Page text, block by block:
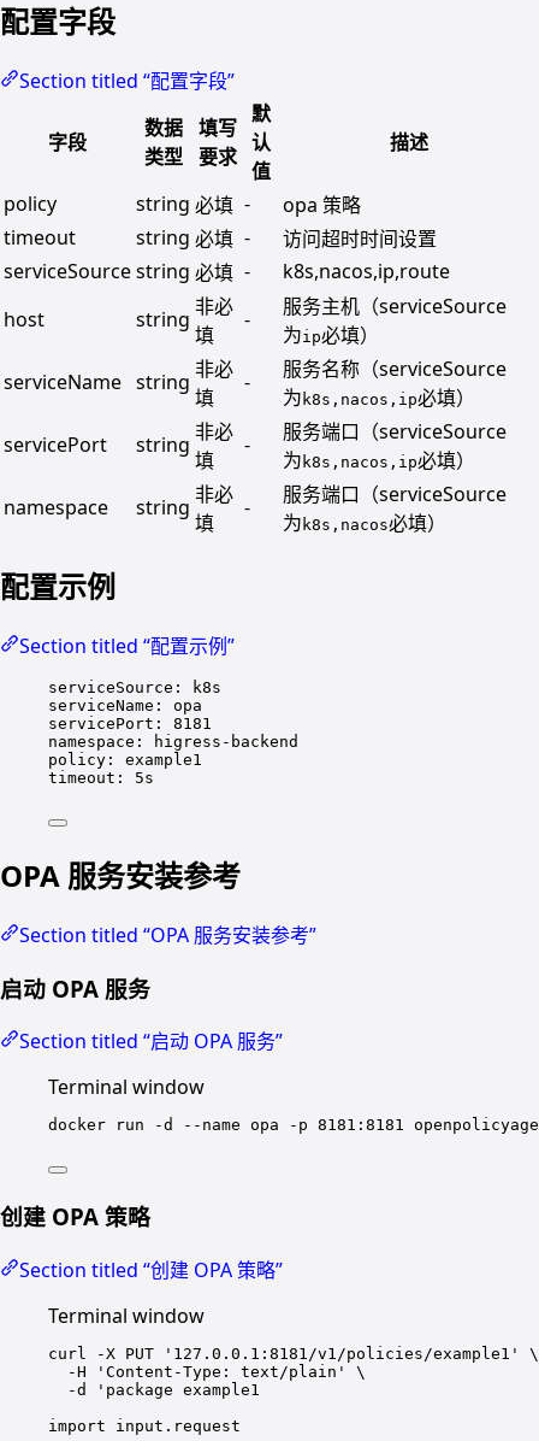
配置字段
Section titled “配置字段”
字段
数据
类型
填写
要求
默
认
值
描述
policy string 必填 -
opa 策略
timeout
string 必填 -
访问超时时间设置
serviceSourcestring 必填 -
k8s,nacos,ip,route
host
string 非必
填
-
服务主机（serviceSource
为ip必填）
serviceName string 非必
填
-
服务名称（serviceSource
为 k8s,nacos,ip必填）
servicePort
string 非必
填
-
服务端口（serviceSource
为 k8s,nacos,ip必填）
namespace
string 非必
填
-
服务端口（serviceSource
为 k8s,nacos必填）
配置示例
Section titled “配置示例”
serviceSource :
k8s
serviceName : opa
servicePort : 8181
namespace :
higress-backend
policy : example1
timeout : 5s
OPA 服务安装参考
Section titled “OPA 服务安装参考”
启动 OPA 服务
Section titled “启动 OPA 服务”
Terminal window
docker run -d --name opa -p 8181:8181
创建 OPA 策略
Section titled “创建 OPA 策略”
Terminal window
curl -X PUT ' 127.0.0.1:8181/v1/policies/example1 '
\
-H
' Content-Type: text/plain '
\
-d
' package example1
import input.request